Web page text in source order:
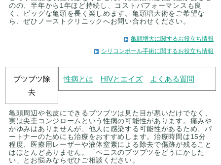
のの、半年から1年ほど持続し、コストパフォーマンスも良
く、ビッグな亀頭を長く楽しめます。亀頭増大術をご希望な
ら、ぜひノーストクリニックへお問い合わせください。
亀頭増大に関するお役立ち情報
シリコンボール手術に関するお役立ち情報
ブツブツ除
去
性病とは HIVとエイズ よくある質問
亀頭周辺や包皮にできるブツブツは見た目が悪いだけでなく、
実は尖圭コンジロームという性病の可能性があります。痛みや
かゆみはありませんが、他人に感染する可能性があるため、パ
ートナーのためにも治療をおすすめします。治療時間は15分
程度、医療用レーザーや液体窒素による除去で傷跡が残ること
はほとんどありません。「ペニスのブツブツをどうにかした
い」とお悩みならぜひご相談ください。